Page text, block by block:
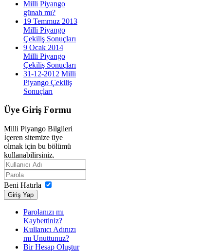
Milli Piyango
günah mı?
19 Temmuz 2013
Milli Piyango
Çekiliş Sonuçları
9 Ocak 2014
Milli Piyango
Çekiliş Sonuçları
31-12-2012 Milli
Piyango Çekiliş
Sonuçları
Üye Giriş Formu
Milli Piyango Bilgileri
İçeren sitemize üye
olmak için bu bölümü
kullanabilirsiniz.
Beni Hatırla
Giriş Yap
Parolanızı mı
Kaybettiniz?
Kullanıcı Adınızı
mı Unuttunuz?
Bir Hesap Oluştur